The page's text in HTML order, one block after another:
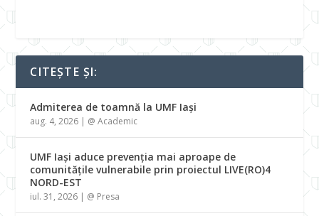
CITEȘTE ȘI:
Admiterea de toamnă la UMF Iași
aug. 4, 2026 | @ Academic
UMF Iași aduce prevenția mai aproape de
comunitățile vulnerabile prin proiectul LIVE(RO)4
NORD-EST
iul. 31, 2026 | @ Presa